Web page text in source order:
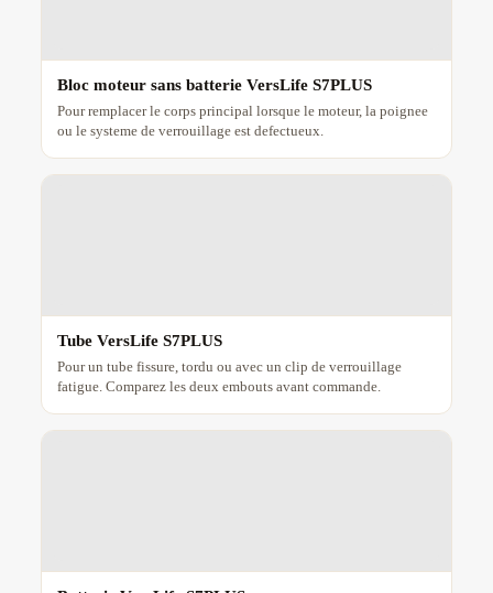
Bloc moteur sans batterie VersLife S7PLUS
Pour remplacer le corps principal lorsque le moteur, la poignee
ou le systeme de verrouillage est defectueux.
Tube VersLife S7PLUS
Pour un tube fissure, tordu ou avec un clip de verrouillage
fatigue. Comparez les deux embouts avant commande.